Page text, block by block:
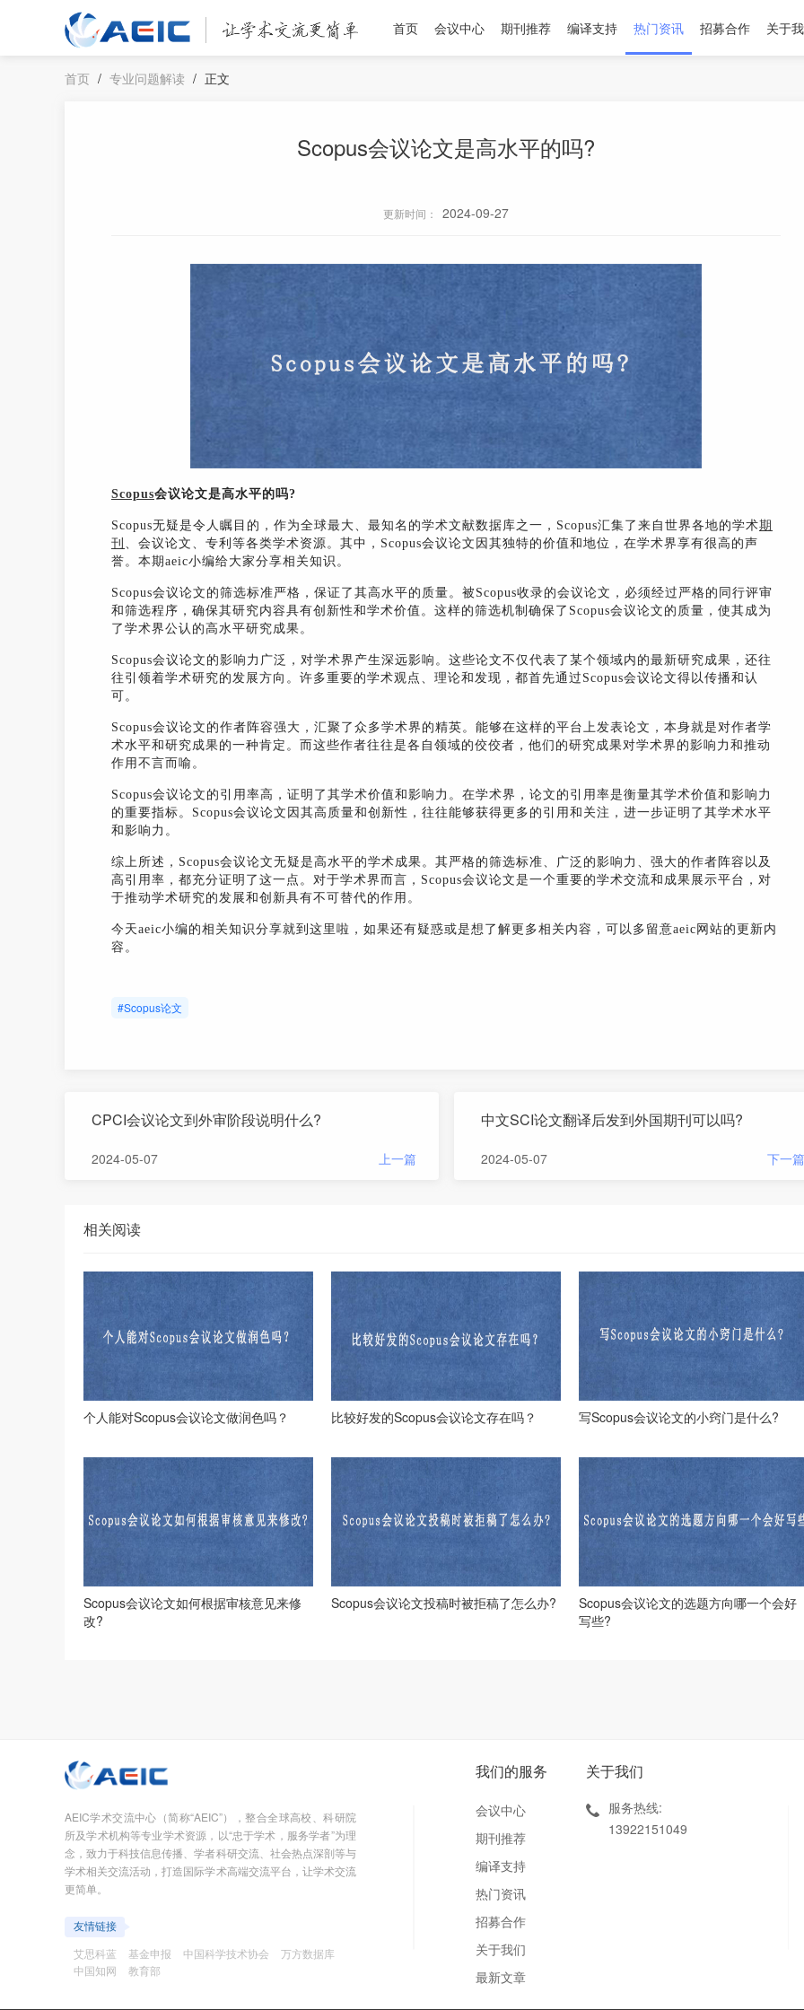
首页 会议中心 期刊推荐 编译支持 热门资讯 招募合作 关于
首页 / 专业问题解读 / 正文
Scopus会议论文是高水平的吗?
更新时间： 2024-09-27
Scopus会议论文是高水平的吗?
Scopus无疑是令人瞩目的，作为全球最大、最知名的学术文献数据库之一，Scopus汇集了来自世界各地的学术期
刊 、会议论文、专利等各类学术资源。其中，Scopus会议论文因其独特的价值和地位，在学术界享有很高的声
誉。本期aeic小编给大家分享相关知识。
Scopus会议论文的筛选标准严格，保证了其高水平的质量。被Scopus收录的会议论文，必须经过严格的同行评审
和筛选程序，确保其研究内容具有创新性和学术价值。这样的筛选机制确保了Scopus会议论文的质量，使其成为
了学术界公认的高水平研究成果。
Scopus会议论文的影响力广泛，对学术界产生深远影响。这些论文不仅代表了某个领域内的最新研究成果，还往
往引领着学术研究的发展方向。许多重要的学术观点、理论和发现，都首先通过Scopus会议论文得以传播和认
可。
Scopus会议论文的作者阵容强大，汇聚了众多学术界的精英。能够在这样的平台上发表论文，本身就是对作者学
术水平和研究成果的一种肯定。而这些作者往往是各自领域的佼佼者，他们的研究成果对学术界的影响力和推动
作用不言而喻。
Scopus会议论文的引用率高，证明了其学术价值和影响力。在学术界，论文的引用率是衡量其学术价值和影响力
的重要指标。Scopus会议论文因其高质量和创新性，往往能够获得更多的引用和关注，进一步证明了其学术水平
和影响力。
综上所述，Scopus会议论文无疑是高水平的学术成果。其严格的筛选标准、广泛的影响力、强大的作者阵容以及
高引用率，都充分证明了这一点。对于学术界而言，Scopus会议论文是一个重要的学术交流和成果展示平台，对
于推动学术研究的发展和创新具有不可替代的作用。
今天aeic小编的相关知识分享就到这里啦，如果还有疑惑或是想了解更多相关内容，可以多留意aeic网站的更新内
容。
#Scopus论文
CPCI会议论文到外审阶段说明什么?
2024-05-07 上一篇
中文SCI论文翻译后发到外国期刊可以吗?
2024-05-07 下一篇
相关阅读
个人能对Scopus会议论文做润色吗？ 比较好发的Scopus会议论文存在吗？ 写Scopus会议论文的小窍门是什么?
Scopus会议论文如何根据审核意见来修
改?
Scopus会议论文投稿时被拒稿了怎么办?
Scopus会议论文的选题方向哪一个会好
写些?
AEIC学术交流中心（简称“AEIC”），整合全球高校、科研院
所及学术机构等专业学术资源，以“忠于学术，服务学者”为理
念，致力于科技信息传播、学者科研交流、社会热点深剖等与
学术相关交流活动，打造国际学术高端交流平台，让学术交流
更简单。
友情链接
艾思科蓝
基金申报 中国科学技术协会
万方数据库
中国知网
教育部
我们的服务
会议中心
期刊推荐
编译支持
热门资讯
招募合作
关于我们
最新文章
关于我们
服务热线:
13922151049